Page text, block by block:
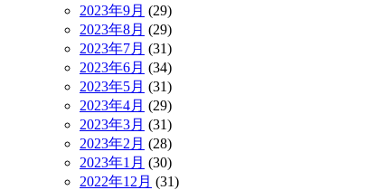
2023年9月 (29)
2023年8月 (29)
2023年7月 (31)
2023年6月 (34)
2023年5月 (31)
2023年4月 (29)
2023年3月 (31)
2023年2月 (28)
2023年1月 (30)
2022年12月 (31)